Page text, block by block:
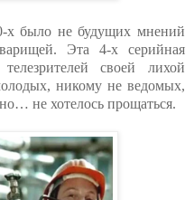
х было не будущих мнений
Эта 4-х серийная
своей лихой
никому не ведомых,
не хотелось прощаться.